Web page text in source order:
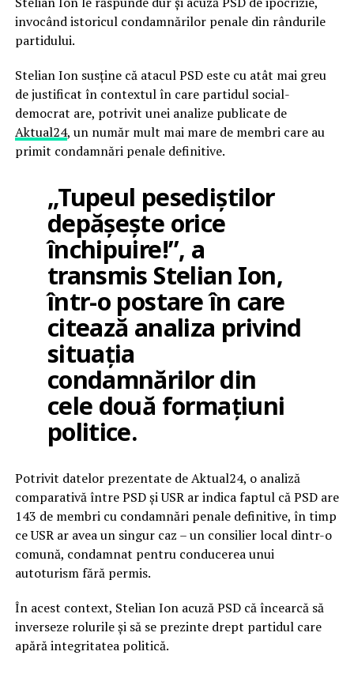
invocând istoricul condamnărilor penale din rândurile
partidului.
Stelian Ion susține că atacul PSD este cu atât mai greu
de justificat în contextul în care partidul social-
democrat are, potrivit unei analize publicate de
Aktual24, un număr mult mai mare de membri care au
primit condamnări penale definitive.
„Tupeul pesediștilor
depășește orice
închipuire!”, a
transmis Stelian Ion,
într-o postare în care
citează analiza privind
situația
condamnărilor din
cele două formațiuni
politice.
Potrivit datelor prezentate de Aktual24, o analiză
comparativă între PSD și USR ar indica faptul că PSD are
143 de membri cu condamnări penale definitive, în timp
ce USR ar avea un singur caz – un consilier local dintr-o
comună, condamnat pentru conducerea unui
autoturism fără permis.
În acest context, Stelian Ion acuză PSD că încearcă să
inverseze rolurile și să se prezinte drept partidul care
apără integritatea politică.